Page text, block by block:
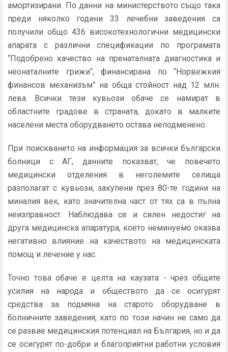
амортизирани. По данни на министерството също така
преди няколко години 33 лечебни заведения са
получили общо 436 високотехнологични медицински
апарата с различни спецификации по програмата
“Подобрено качество на пренаталната диагностика и
неонаталните грижи“, финансирана по “Норвежкия
финансов механизъм” на обща стойност над 12 млн.
лева. Всички тези кувьози обаче се намират в
областните градове в страната, докато в малките
населени места оборудването остава неподменено.
При поискването на информация за всички български
болници с АГ, данните показват, че повечето
медицински отделения в неголемите селища
разполагат с кувьози, закупени през 80-те години на
миналия век, като значителна част от тях са в пълна
неизправност. Наблюдава се и силен недостиг на
друга медицинска апаратура, което неминуемо оказва
негативно влияние на качеството на медицинската
помощ и лечение у нас.
Точно това обаче е целта на каузата - чрез общите
усилия на народа и обществото да се осигурят
средства за подмяна на старото оборудване в
болничните заведения, като по този начин не само да
се развие медицинския потенциал на България, но и да
се осигурят по-добри и благоприятни работни условия